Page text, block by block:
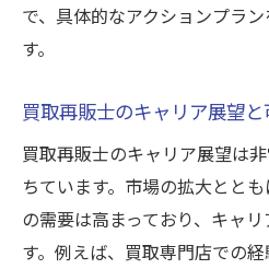
で、具体的なアクションプラ
す。
買取再販士のキャリア展望と
買取再販士のキャリア展望は
ちています。市場の拡大とと
の需要は高まっており、キャ
す。例えば、買取専門店での